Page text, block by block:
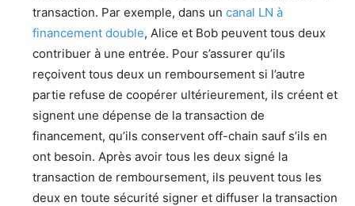
transaction. Par exemple, dans un canal LN à
financement double, Alice et Bob peuvent tous deux
contribuer à une entrée. Pour s’assurer qu’ils
reçoivent tous deux un remboursement si l’autre
partie refuse de coopérer ultérieurement, ils créent et
signent une dépense de la transaction de
financement, qu’ils conservent off-chain sauf s’ils en
ont besoin. Après avoir tous les deux signé la
transaction de remboursement, ils peuvent tous les
deux en toute sécurité signer et diffuser la transaction